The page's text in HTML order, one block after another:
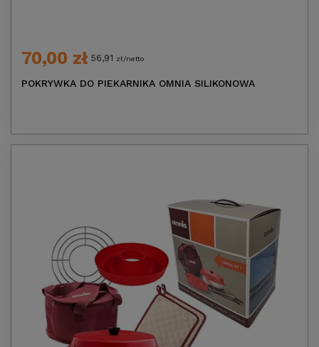
70,00 zł 56,91 zł/netto
POKRYWKA DO PIEKARNIKA OMNIA SILIKONOWA